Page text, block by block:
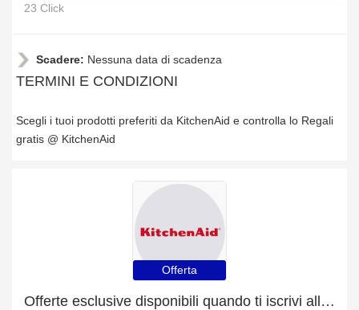
23 Click
Scadere: Nessuna data di scadenza
TERMINI E CONDIZIONI
Scegli i tuoi prodotti preferiti da KitchenAid e controlla lo Regali
gratis @ KitchenAid
Offerta
Offerte esclusive disponibili quando ti iscrivi alla newsletter